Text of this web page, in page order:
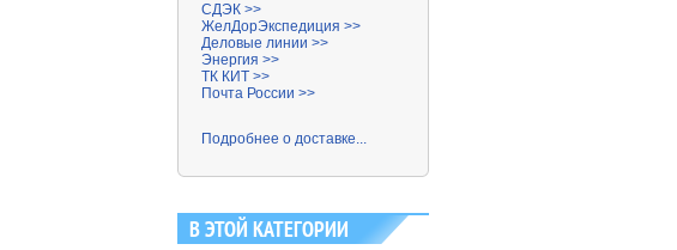
СДЭК >>
ЖелДорЭкспедиция >>
Деловые линии >>
Энергия >>
ТК КИТ >>
Почта России >>
Подробнее о доставке...
В ЭТОЙ КАТЕГОРИИ